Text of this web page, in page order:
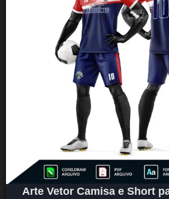
Arte Vetor Camisa e Short